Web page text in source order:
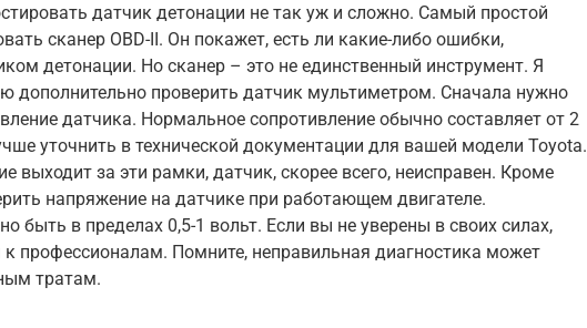
датчик детонации не так уж и сложно. Самый простой
сканер OBD-II. Он покажет, есть ли какие-либо ошибки,
детонации. Но сканер – это не единственный инструмент. Я
дополнительно проверить датчик мультиметром. Сначала нужно
датчика. Нормальное сопротивление обычно составляет от 2
уточнить в технической документации для вашей модели Toyota.
выходит за эти рамки, датчик, скорее всего, неисправен. Кроме
напряжение на датчике при работающем двигателе.
быть в пределах 0,5-1 вольт. Если вы не уверены в своих силах,
к профессионалам. Помните, неправильная диагностика может
тратам.